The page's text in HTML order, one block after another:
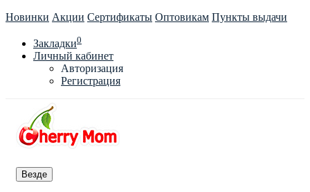
Новинки Акции Сертификаты Оптовикам Пункты выдачи
Закладки0
Личный кабинет
Авторизация
Регистрация
Везде